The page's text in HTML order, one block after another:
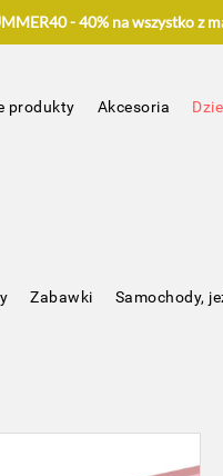
- 40% na wszystko z
produkty Akcesoria
Zabawki Samochody,